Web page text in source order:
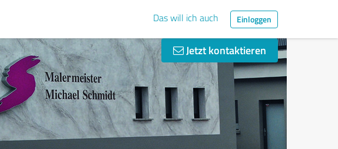
Das will ich auch Einloggen
Jetzt kontaktieren